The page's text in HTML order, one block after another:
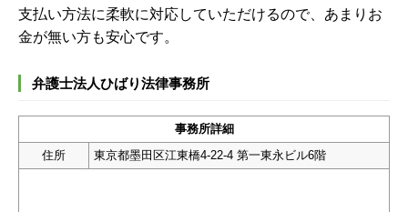
支払い方法に柔軟に対応していただけるので、あまりお
金が無い方も安心です。
弁護士法人ひばり法律事務所
事務所詳細
住所
東京都墨田区江東橋4-22-4 第一東永ビル6階